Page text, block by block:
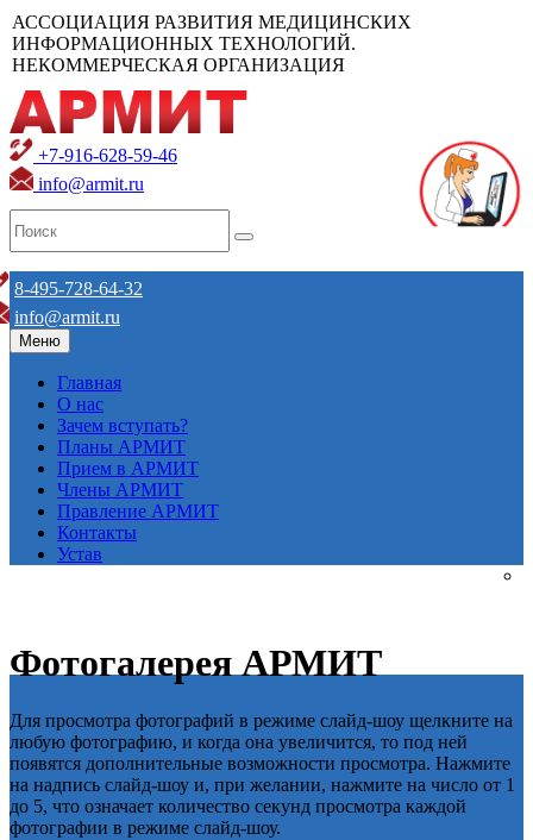
АССОЦИАЦИЯ РАЗВИТИЯ МЕДИЦИНСКИХ
ИНФОРМАЦИОННЫХ ТЕХНОЛОГИЙ.
НЕКОММЕРЧЕСКАЯ ОРГАНИЗАЦИЯ
+7-916-628-59-46
info@armit.ru
8-495-728-64-32
info@armit.ru
Меню
Главная
О нас
Зачем вступать?
Планы АРМИТ
Прием в АРМИТ
Члены АРМИТ
Правление АРМИТ
Контакты
Устав
Фотогалерея АРМИТ
Для просмотра фотографий в режиме слайд-шоу щелкните на
любую фотографию, и когда она увеличится, то под ней
появятся дополнительные возможности просмотра. Нажмите
на надпись слайд-шоу и, при желании, нажмите на число от 1
до 5, что означает количество секунд просмотра каждой
фотографии в режиме слайд-шоу.